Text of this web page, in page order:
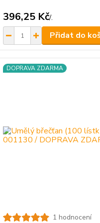
396,25 Kč/.
Přidat do
DOPRAVA ZDARMA
1 hodnocení